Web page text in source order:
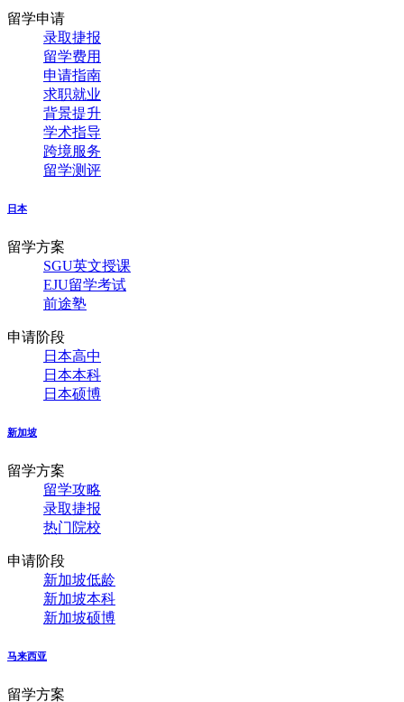
留学申请
录取捷报
留学费用
申请指南
求职就业
背景提升
学术指导
跨境服务
留学测评
日本
留学方案
SGU英文授课
EJU留学考试
前途塾
申请阶段
日本高中
日本本科
日本硕博
新加坡
留学方案
留学攻略
录取捷报
热门院校
申请阶段
新加坡低龄
新加坡本科
新加坡硕博
马来西亚
留学方案